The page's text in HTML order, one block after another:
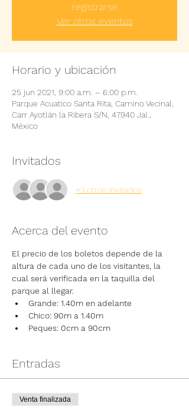
registrarse
Ver otros eventos
Horario y ubicación
25 jun 2021, 9:00 a.m. – 6:00 p.m.
Parque Acuatico Santa Rita, Camino Vecinal,
Carr Ayotlán la Ribera S/N, 47940 Jal.,
México
Invitados
+3 otros invitados
Acerca del evento
El precio de los boletos depende de la
altura de cada uno de los visitantes, la
cual será verificada en la taquilla del
parque al llegar.
Grande: 1.40m en adelante
Chico: 90m a 1.40m
Peques: 0cm a 90cm
Entradas
Venta finalizada